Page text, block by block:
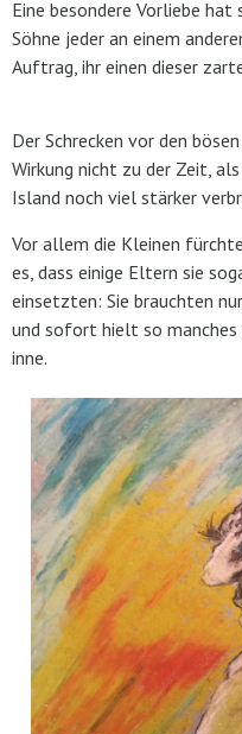
Eine besondere Vorliebe hat
Söhne jeder an einem
Auftrag, ihr einen dieser
Der Schrecken vor den
Wirkung nicht zu der Zeit,
Island noch viel stärker
Vor allem die Kleinen
es, dass einige Eltern sie
einsetzten: Sie brauchten
und sofort hielt so manches
inne.